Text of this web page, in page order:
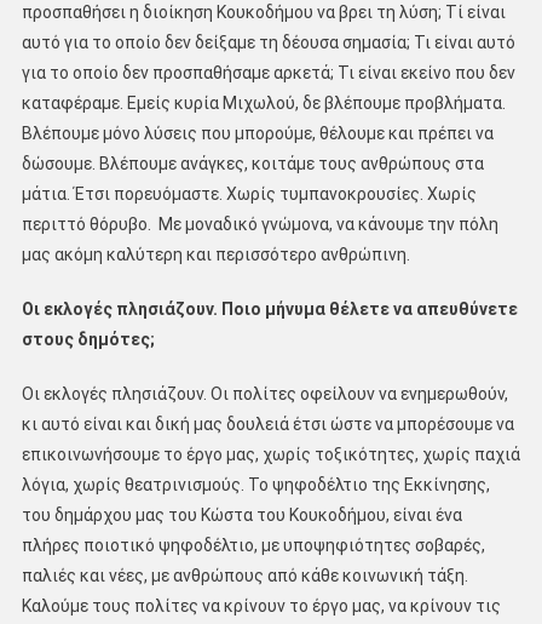
προσπαθήσει η διοίκηση Κουκοδήμου να βρει τη λύση; Τί είναι
αυτό για το οποίο δεν δείξαμε τη δέουσα σημασία; Τι είναι αυτό
για το οποίο δεν προσπαθήσαμε αρκετά; Τι είναι εκείνο που δεν
καταφέραμε. Εμείς κυρία Μιχωλού, δε βλέπουμε προβλήματα.
Βλέπουμε μόνο λύσεις που μπορούμε, θέλουμε και πρέπει να
δώσουμε. Βλέπουμε ανάγκες, κοιτάμε τους ανθρώπους στα
μάτια. Έτσι πορευόμαστε. Χωρίς τυμπανοκρουσίες. Χωρίς
περιττό θόρυβο. Με μοναδικό γνώμονα, να κάνουμε την πόλη
μας ακόμη καλύτερη και περισσότερο ανθρώπινη.
Οι εκλογές πλησιάζουν. Ποιο μήνυμα θέλετε να απευθύνετε
στους δημότες;
Οι εκλογές πλησιάζουν. Οι πολίτες οφείλουν να ενημερωθούν,
κι αυτό είναι και δική μας δουλειά έτσι ώστε να μπορέσουμε να
επικοινωνήσουμε το έργο μας, χωρίς τοξικότητες, χωρίς παχιά
λόγια, χωρίς θεατρινισμούς. Το ψηφοδέλτιο της Εκκίνησης,
του δημάρχου μας του Κώστα του Κουκοδήμου, είναι ένα
πλήρες ποιοτικό ψηφοδέλτιο, με υποψηφιότητες σοβαρές,
παλιές και νέες, με ανθρώπους από κάθε κοινωνική τάξη.
Καλούμε τους πολίτες να κρίνουν το έργο μας, να κρίνουν τις